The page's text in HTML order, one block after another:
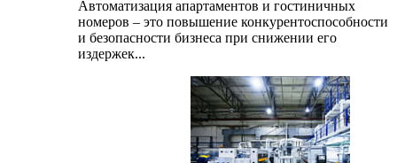
Автоматизация апартаментов и гостиничных
номеров – это повышение конкурентоспособности
и безопасности бизнеса при снижении его
издержек...